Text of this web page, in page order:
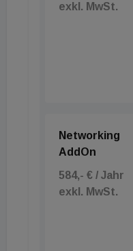
exkl. MwSt.
Networking
AddOn
584,- € / Jahr
exkl. MwSt.